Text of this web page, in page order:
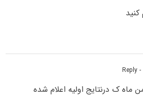
- Reply
ماه ک درنتایج اولیه اعلام شده